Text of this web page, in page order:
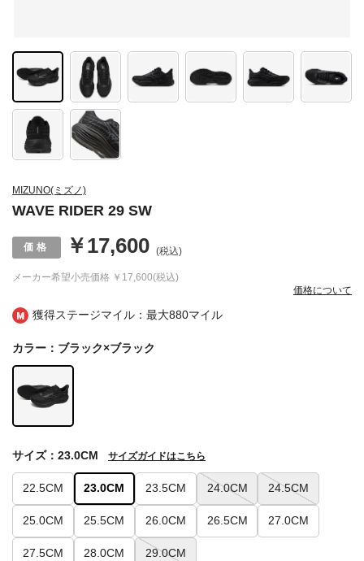
獲得ステージマイル：最大880マイル
MIZUNO(ミズノ)
WAVE RIDER 29 SW
メーカー希望小売価格 ￥17,600(税込)
￥17,600 (税込)
価格について
カラー：ブラック×ブラック
22.5CM 23.0CM 23.5CM 24.0CM 24.5CM
25.0CM 25.5CM 26.0CM 26.5CM 27.0CM
27.5CM 28.0CM 29.0CM
サイズ：23.0CM サイズガイドはこちら